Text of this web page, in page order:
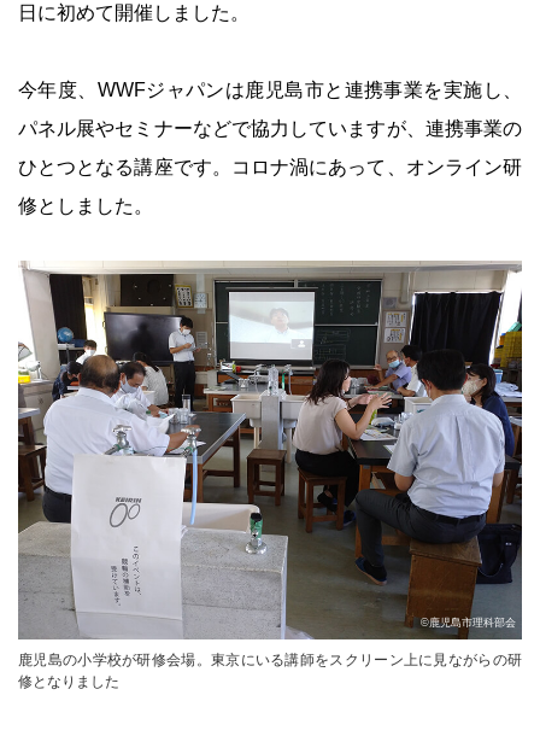
日に初めて開催しました。
今年度、WWFジャパンは鹿児島市と連携事業を実施し、
パネル展やセミナーなどで協力していますが、連携事業の
ひとつとなる講座です。コロナ渦にあって、オンライン研
修としました。
©鹿児島市理科部会
鹿児島の小学校が研修会場。東京にいる講師をスクリーン上に見ながらの研
修となりました